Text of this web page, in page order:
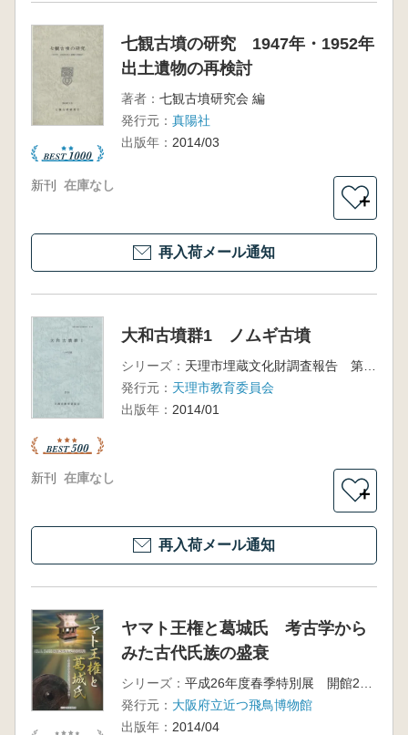
七観古墳の研究 1947年・1952年
出土遺物の再検討
著者： 七観古墳研究会 編
発行元： 真陽社
出版年： 2014/03
新刊 在庫なし
＋
再入荷メール通知
大和古墳群1 ノムギ古墳
シリーズ：
天理市埋蔵文化財調査報告 第9集
発行元： 天理市教育委員会
出版年： 2014/01
新刊 在庫なし
＋
再入荷メール通知
ヤマト王権と葛城氏 考古学から
みた古代氏族の盛衰
シリーズ：
発行元： 大阪府立近つ飛鳥博物館
出版年： 2014/04